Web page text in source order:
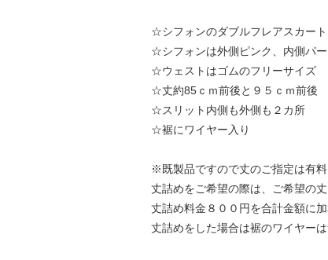
☆シフォンのダブルフレアスカート
☆シフォンは外側ピンク、内側パ
☆ウェストはゴムのフリーサイズ
☆丈約85ｃｍ前後と９５ｃｍ前後
☆スリット内側も外側も２カ所
☆裾にワイヤー入り
※既製品ですので丈のご指定は有料
丈詰めをご希望の際は、ご希望の
丈詰め料金８００円を合計金額に加
丈詰めをした場合は裾のワイヤーは